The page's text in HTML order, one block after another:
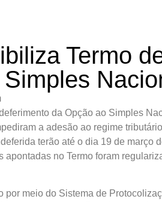
Termo
da Opção ao Simples
a adesão ao regime
terão até o dia 19 de março
no Termo foram
por meio do Sistema de